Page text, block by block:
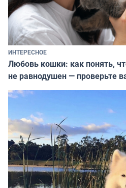
ИНТЕРЕСНОЕ
Любовь кошки: как понять,
не равнодушен — проверьте